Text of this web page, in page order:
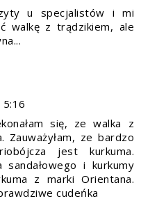
u specjalistów i mi
walkę z trądzikiem, ale
się, ze walka z
Zauważyłam, ze bardzo
jest kurkuma.
i kurkumy
z marki Orientana.
cudeńka